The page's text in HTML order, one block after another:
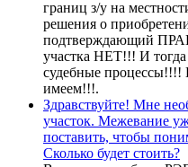
границ з/у на
решения о
подтверждающий
участка НЕТ!!! И тогда
судебные
имеем!!!.
Здравствуйте! Мне
участок. Межевание
поставить, чтобы
Сколько будет стоить?